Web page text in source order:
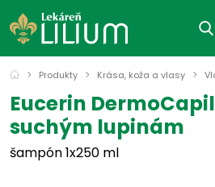
Produkty Krása, koža a vlasy
Eucerin
suchým lupinám
šampón 1x250 ml